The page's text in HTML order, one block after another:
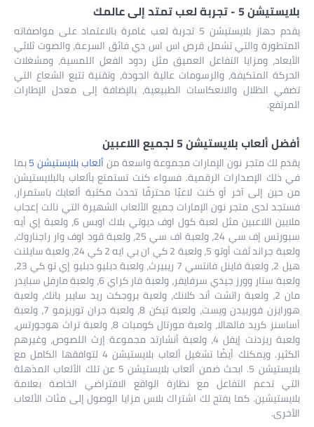
بلايستيشن 5 - تجربة لعب تمتد إلى عالمك
يقدم جهاز بلايستيشن 5 تجربة لعب غامرة بالاعتماد على مواصفاته
المتطورة والتي تشمل قرص اس اس دي فائق السرعة، والصوت ثلاثي
الأبعاد، ومزايا التفاعل العميق مثل ردود الفعل اللمسية، ومشغلات
الحركة المتكيفة، والرسومات عالية الجودة، وتقنية تتبع الشعاع التي
تضفي الظلال والانعكاسات الطبيعية، بالإضافة إلى معدل الإطارات
المرتفع.
أفضل ألعاب بلايستيشن 5 لجميع اللاعبين
يقدم لك متجر نون الإمارات مجموعة واسعة منألعاب بلايستيشن 5
بما
في ذلك الإصدارات الرقمية. فسواء كنت تستمتع بألعاب بالبلايستيشن
من حين إلى آخر أو كنت لاعبًا محترفًا تحدث مكتبة ألعابك باستمرار،
فستجد لدى متجر نون الإمارات جميع الألعاب الشهيرة التي نالت إعجاب
ملايين اللاعبين مثل لعبة كول اوف ديوتي بلاك اوبس 6، ولعبة إي أيه
سبورتس إف سي 24، ولعبة اف سي 25، ولعبة قود اوف وار راجناروك،
ولعبة جراند ثفت أوتو 5، ولعبة 2 كي ان بي ايه 2 كي 24، ولعبة سايلنت
هيل 2، ولعبة فاينل فانتسي 7 ريبيرث، ولعبة دبليو دبليو إي تو كي 23،
ولعبة ستار وورز جيدي سرفايفر، ولعبة فار كراي 6، ولعبة مارفل سبايدر
مان 2، ولعبة راتشت أند كلانك، ولعبة بروجكت ريد سايبر بانك، ولعبة
هورايزن فوربيدن ويست، ولعبة تيكن 8، ولعبة جران توريزمو 7، ولعبة
أساسنز كريد فالهالا، ولعبة مورتال كومبات 8، ولعبة تراث هوجورتس،
ولعبة ريزدنت إيفل 4، ولعبة أنشارتد مجموعة إرث اللصوص، وغيرهم
الكثير. ويمكنك أيضًا تشغيل ألعاب بلايستيشن 4 لتوافقها الكامل مع
بلايستيشن 5. ابحث ضمن ألعاب بلايستيشن 5 عن تلك الألعاب المذهلة
التي تدعم التفاعل مع نظارة الواقع الافتراضي الخاصة بعلامة
بلايستيشين. كما يفتح لك اشتراك بلاس مزايا الوصول إلى مئات الألعاب
الأخرى.